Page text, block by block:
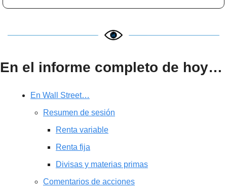
En el informe completo de hoy…
En Wall Street…
Resumen de sesión
Renta variable
Renta fija
Divisas y materias primas
Comentarios de acciones